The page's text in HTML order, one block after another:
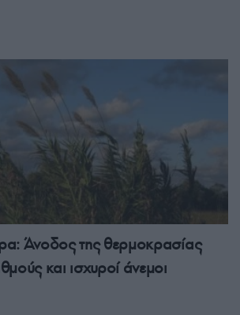
Άνοδος της θερμοκρασίας
και ισχυροί άνεμοι